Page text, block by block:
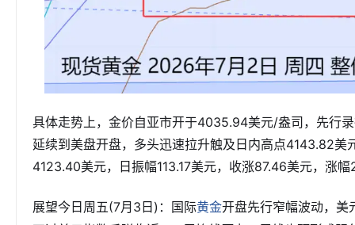
具体走势上，金价自亚市开于4035.94美元/盎司，先行
延续到美盘开盘，多头迅速拉升触及日内高点4143.82
4123.40美元，日振幅113.17美元，收涨87.46美元，涨幅
展望今日周五(7月3日)：国际黄金开盘先行窄幅波动，美